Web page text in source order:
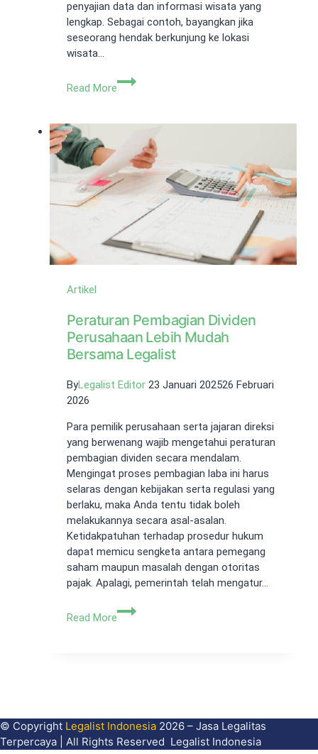
penyajian data dan informasi wisata yang
lengkap. Sebagai contoh, bayangkan jika
seseorang hendak berkunjung ke lokasi
wisata…
Read More
Cara
Jasa
Informasi
Pariwisata
Artikel
Peraturan Pembagian Dividen
Perusahaan Lebih Mudah
Bersama Legalist
ByLegalist Editor 23 Januari 202526 Februari
2026
Para pemilik perusahaan serta jajaran direksi
yang berwenang wajib mengetahui peraturan
pembagian dividen secara mendalam.
Mengingat proses pembagian laba ini harus
selaras dengan kebijakan serta regulasi yang
berlaku, maka Anda tentu tidak boleh
melakukannya secara asal-asalan.
Ketidakpatuhan terhadap prosedur hukum
dapat memicu sengketa antara pemegang
saham maupun masalah dengan otoritas
pajak. Apalagi, pemerintah telah mengatur…
Read More
Peraturan
Legalist
© Copyright Legalist Indonesia 2026 – Jasa Legalitas
Terpercaya | All Rights Reserved Legalist Indonesia